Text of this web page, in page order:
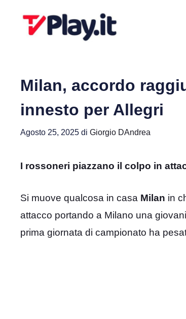
Milan, accordo
innesto per Allegri
Agosto 25, 2025 di Giorgio DAndrea
I rossoneri piazzano il colpo in
Si muove qualcosa in casa Milan in
attacco portando a Milano una
prima giornata di campionato ha